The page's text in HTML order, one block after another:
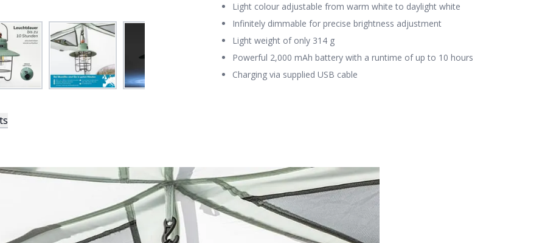
Light colour adjustable from warm white to daylight white
Infinitely dimmable for precise brightness adjustment
Light weight of only 314 g
Powerful 2,000 mAh battery with a runtime of up to 10 hours
Charging via supplied USB cable